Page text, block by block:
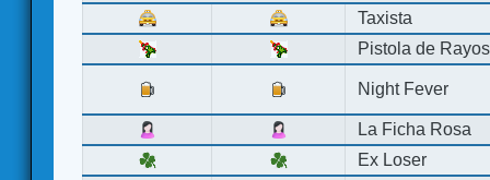
Taxista
Pistola de Rayos
Night Fever
La Ficha Rosa
Ex Loser